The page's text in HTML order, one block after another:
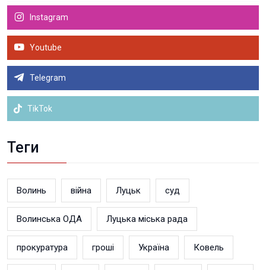
Instagram
Youtube
Telegram
TikTok
Теги
Волинь війна Луцьк суд
Волинська ОДА Луцька міська рада
прокуратура гроші Україна Ковель